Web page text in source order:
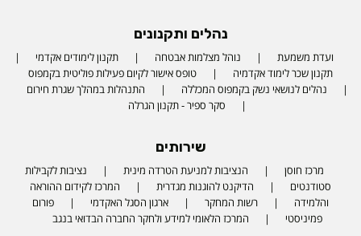
נהלים ותקנונים
ועדת משמעת נוהל מצלמות אבטחה
תקנון לימודים אקדמי
תקנון שכר לימוד אקדמיה
טופס אישור לקיום פעילות פוליטית בקמפוס
נהלים לנושאי נשק בקמפוס המכללה
התנהלות במהלך שגרת חירום
סקר ספיר - תקנון הגרלה
שירותים
מרכז חוסן הנציבות למניעת הטרדה מינית
נציבות לקבילות
סטודנטים
הדיקנט להוגנות מגדרית
המרכז לקידום ההוראה
והלמידה
רשות המחקר ארגון הסגל האקדמי
פורום
פמיניסטי
המרכז הלאומי למידע ולחקר החברה הבדואי בנגב